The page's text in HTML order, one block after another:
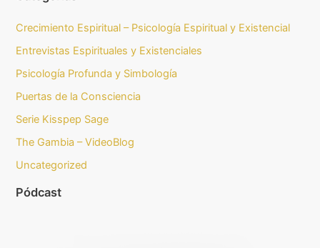
Crecimiento Espiritual – Psicología Espiritual y Existencial
Entrevistas Espirituales y Existenciales
Psicología Profunda y Simbología
Puertas de la Consciencia
Serie Kisspep Sage
The Gambia – VideoBlog
Uncategorized
Pódcast